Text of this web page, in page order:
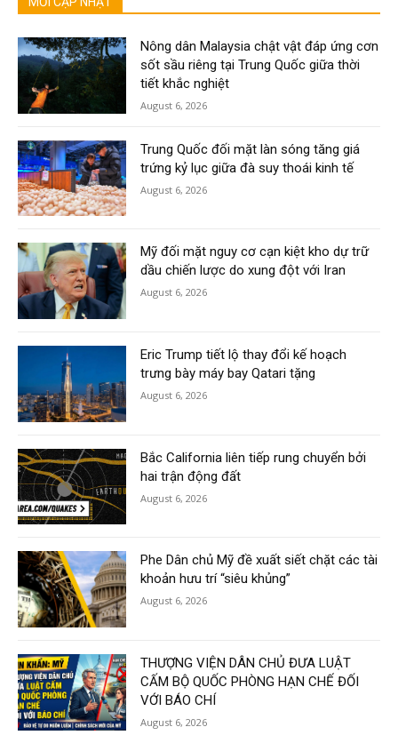
Nông dân Malaysia chật vật đáp ứng cơn
sốt sầu riêng tại Trung Quốc giữa thời
tiết khắc nghiệt
August 6, 2026
Trung Quốc đối mặt làn sóng tăng giá
trứng kỷ lục giữa đà suy thoái kinh tế
August 6, 2026
Mỹ đối mặt nguy cơ cạn kiệt kho dự trữ
dầu chiến lược do xung đột với Iran
August 6, 2026
Eric Trump tiết lộ thay đổi kế hoạch
trưng bày máy bay Qatari tặng
August 6, 2026
Bắc California liên tiếp rung chuyển bởi
hai trận động đất
August 6, 2026
Phe Dân chủ Mỹ đề xuất siết chặt các tài
khoản hưu trí “siêu khủng”
August 6, 2026
THƯỢNG VIỆN DÂN CHỦ ĐƯA LUẬT
CẤM BỘ QUỐC PHÒNG HẠN CHẾ ĐỐI
VỚI BÁO CHÍ
August 6, 2026